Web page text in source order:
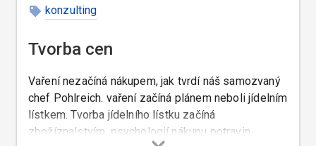
konzulting
Tvorba cen
Vaření nezačíná nákupem, jak tvrdí náš samozvaný
chef Pohlreich. vaření začíná plánem neboli jídelním
lístkem. Tvorba jídelního lístku začíná
zbožíznalstvím, psychologií nákupu potravin,